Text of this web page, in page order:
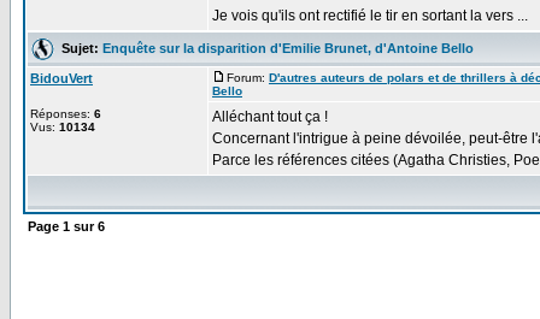
Je vois qu'ils ont rectifié le tir en sortant la vers ...
Sujet: Enquête sur la disparition d'Emilie Brunet, d'Antoine Bello
BidouVert
Réponses: 6
Vus: 10134
Forum: D'autres auteurs de polars et de thrillers à
Bello
Alléchant tout ça !
Concernant l'intrigue à peine dévoilée, peut-être
Parce les références citées (Agatha Christies,
Page 1 sur6